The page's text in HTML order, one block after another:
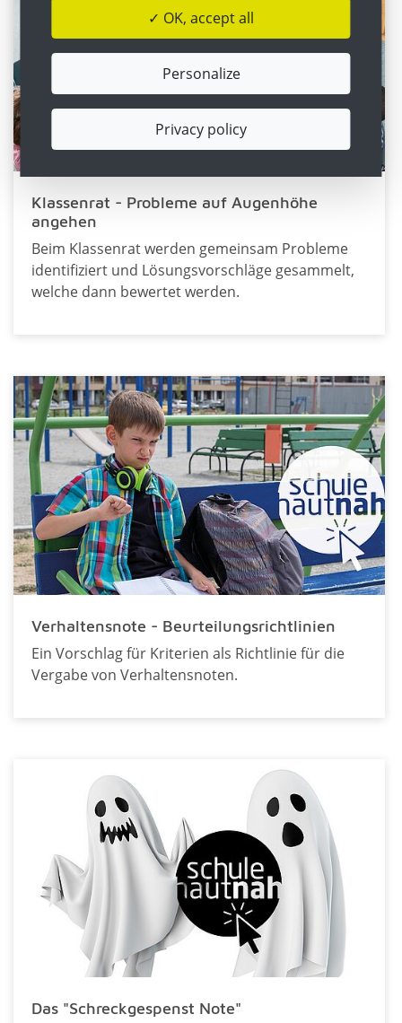
Klassenrat - Probleme auf Augenhöhe
angehen
Beim Klassenrat werden gemeinsam Probleme
identifiziert und Lösungsvorschläge gesammelt,
welche dann bewertet werden.
Verhaltensnote - Beurteilungsrichtlinien
Ein Vorschlag für Kriterien als Richtlinie für die
Vergabe von Verhaltensnoten.
Das "Schreckgespenst Note"
✓ OK, accept all
Personalize
Privacy policy